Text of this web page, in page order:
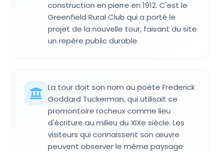
construction en pierre en 1912. C'est le
Greenfield Rural Club qui a porté le
projet de la nouvelle tour, faisant du site
un repère public durable.
La tour doit son nom au poète Frederick
Goddard Tuckerman, qui utilisait ce
promontoire rocheux comme lieu
d'écriture au milieu du XIXe siècle. Les
visiteurs qui connaissent son œuvre
peuvent observer le même paysage